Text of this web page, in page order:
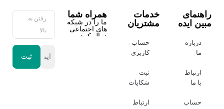
راهنمای
مبین ایده
درباره
ما
ارتباط
با ما
حساب
خدمات
مشتریان
حساب
کاربری
ثبت
شکایات
ارتباط
همراه شما
ما را در شبکه
های اجتماعی
دنبال کنید
رفتن به
بالا